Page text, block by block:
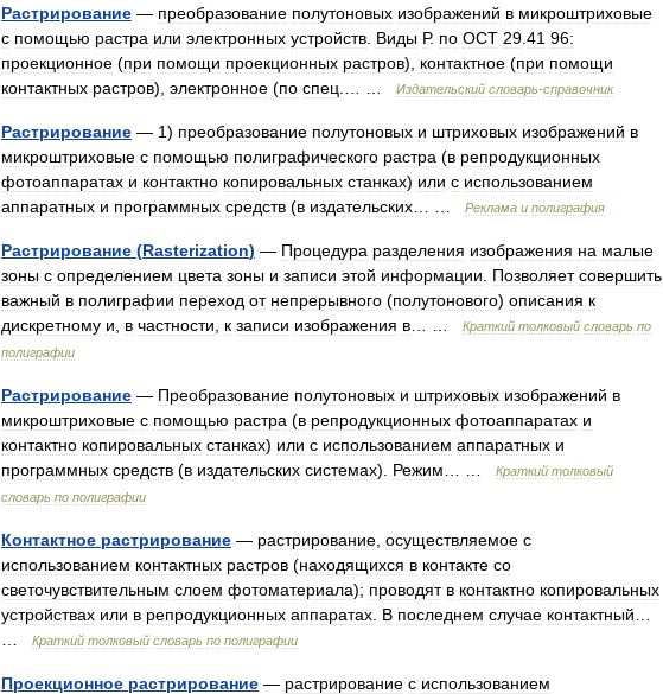
Растрирование — преобразование полутоновых изображений в микроштриховые
с помощью растра или электронных устройств Виды Р. по ОСТ 29 41 96:
проекционное (при помощи проекционных растров), контактное (при помощи
контактных растров), электронное (по спец Издательский словарь-справочник
Растрирование — 1) преобразование полутоновых и штриховых изображений в
микроштриховые с помощью полиграфического растра (в репродукционных
фотоаппаратах и контактно копировальных станках) или с использованием
аппаратных и программных средств (в издательских Реклама и полиграфия
Растрирование (Rasterization) — Процедура разделения изображения на малые
зоны с определением цвета зоны и записи этой информации Позволяет совершить
важный в полиграфии переход от непрерывного (полутонового) описания к
дискретному и в частности к записи изображения в Краткий толковый словарь по
полиграфии
Растрирование — Преобразование полутоновых и штриховых изображений в
микроштриховые с помощью растра (в репродукционных фотоаппаратах и
контактно копировальных станках) или с использованием аппаратных и
программных средств (в издательских системах). Режим Краткий толковый
словарь по полиграфии
Контактное растрирование — растрирование осуществляемое с
использованием контактных растров (находящихся в контакте со
светочувствительным слоем фотоматериала); проводят в контактно копировальных
устройствах или в репродукционных аппаратах В последнем случае контактный
Краткий толковый словарь по полиграфии
Проекционное растрирование — растрирование с использованием